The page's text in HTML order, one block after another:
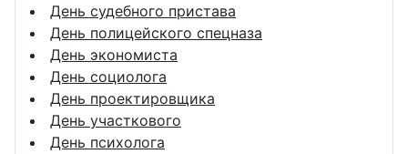
День судебного пристава
День полицейского спецназа
День экономиста
День социолога
День проектировщика
День участкового
День психолога